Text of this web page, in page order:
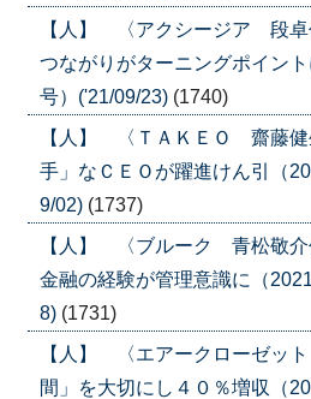
【人】 〈アクシージア 段卓
つながりがターニングポイン
号）('21/09/23) (1740)
【人】 〈ＴＡＫＥＯ 齋藤健
手」なＣＥＯが躍進けん引（
9/02) (1737)
【人】 〈ブルーク 青松敬介
金融の経験が管理意識に（
8) (1731)
【人】 〈エアークローゼッ
間」を大切にし４０％増収（